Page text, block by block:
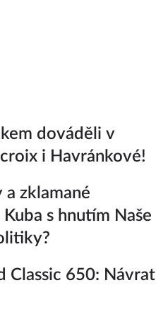
dováděli v
i Havránkové!
a zklamané
s hnutím Naše
Classic 650: Návrat